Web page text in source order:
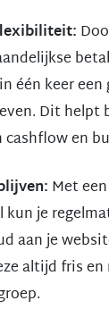
één keer
Dit helpt
cashflow en
Met
kun je
aan je
altijd fris